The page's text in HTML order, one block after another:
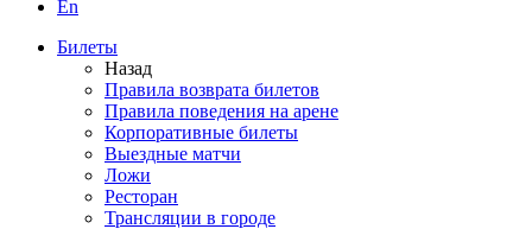
En
Билеты
Назад
Правила возврата билетов
Правила поведения на арене
Корпоративные билеты
Выездные матчи
Ложи
Ресторан
Трансляции в городе